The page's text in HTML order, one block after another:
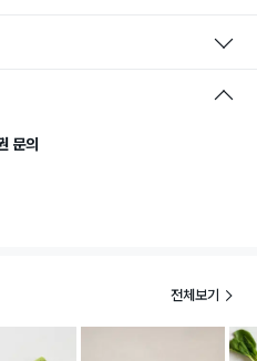
서 정한 규격에 따라 제조되어 식품 또
문의
전체보기